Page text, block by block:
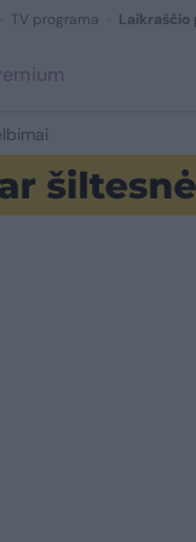
TV programa Laikraščio